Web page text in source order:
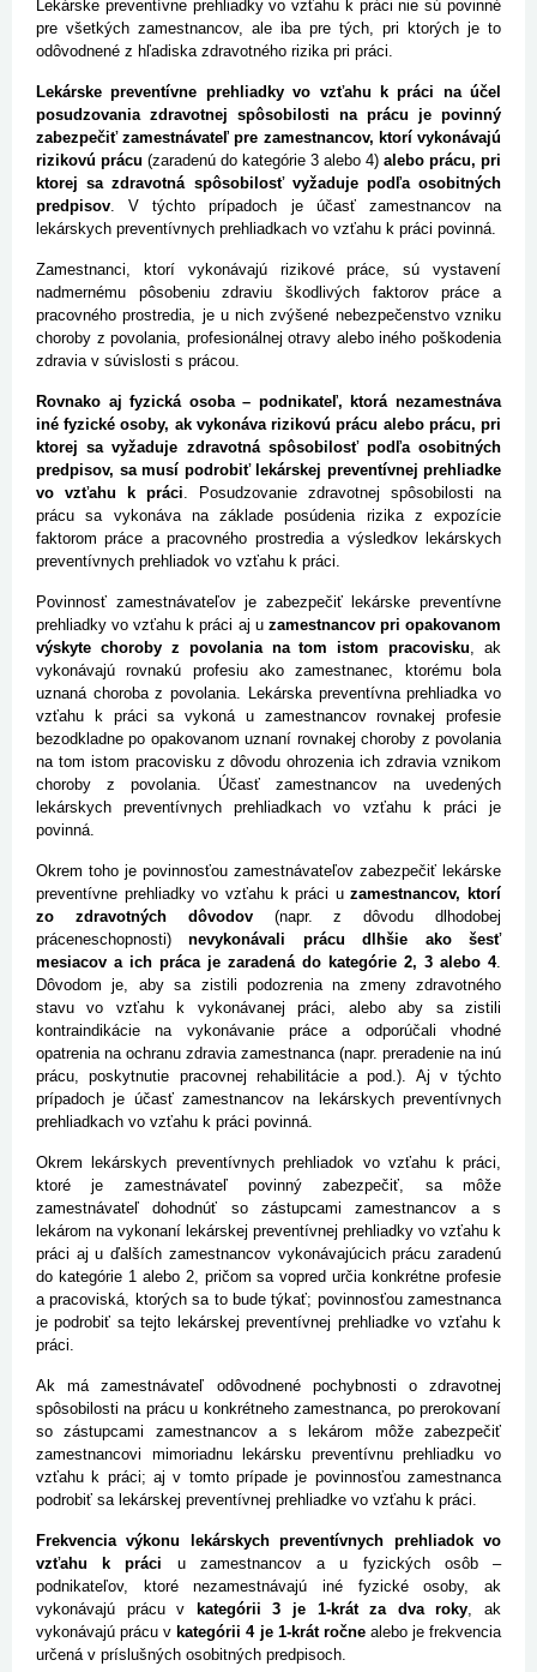
Lekárske preventívne prehliadky vo vzťahu k práci nie sú povinné
pre všetkých zamestnancov, ale iba pre tých, pri ktorých je to
odôvodnené z hľadiska zdravotného rizika pri práci.
Lekárske preventívne prehliadky vo vzťahu k práci na účel
posudzovania zdravotnej spôsobilosti na prácu je povinný
zabezpečiť zamestnávateľ pre zamestnancov, ktorí vykonávajú
rizikovú prácu (zaradenú do kategórie 3 alebo 4) alebo prácu, pri
ktorej sa zdravotná spôsobilosť vyžaduje podľa osobitných
predpisov . V týchto prípadoch je účasť zamestnancov na
lekárskych preventívnych prehliadkach vo vzťahu k práci povinná.
Zamestnanci, ktorí vykonávajú rizikové práce, sú vystavení
nadmernému pôsobeniu zdraviu škodlivých faktorov práce a
pracovného prostredia, je u nich zvýšené nebezpečenstvo vzniku
choroby z povolania, profesionálnej otravy alebo iného poškodenia
zdravia v súvislosti s prácou.
Rovnako aj fyzická osoba – podnikateľ, ktorá nezamestnáva
iné fyzické osoby, ak vykonáva rizikovú prácu alebo prácu, pri
ktorej sa vyžaduje zdravotná spôsobilosť podľa osobitných
predpisov, sa musí podrobiť lekárskej preventívnej prehliadke
vo vzťahu k práci . Posudzovanie zdravotnej spôsobilosti na
prácu sa vykonáva na základe posúdenia rizika z expozície
faktorom práce a pracovného prostredia a výsledkov lekárskych
preventívnych prehliadok vo vzťahu k práci.
Povinnosť zamestnávateľov je zabezpečiť lekárske preventívne
prehliadky vo vzťahu k práci aj u zamestnancov pri opakovanom
výskyte choroby z povolania na tom istom pracovisku , ak
vykonávajú rovnakú profesiu ako zamestnanec, ktorému bola
uznaná choroba z povolania. Lekárska preventívna prehliadka vo
vzťahu k práci sa vykoná u zamestnancov rovnakej profesie
bezodkladne po opakovanom uznaní rovnakej choroby z povolania
na tom istom pracovisku z dôvodu ohrozenia ich zdravia vznikom
choroby z povolania. Účasť zamestnancov na uvedených
lekárskych preventívnych prehliadkach vo vzťahu k práci je
povinná.
Okrem toho je povinnosťou zamestnávateľov zabezpečiť lekárske
preventívne prehliadky vo vzťahu k práci uzamestnancov, ktorí
zo zdravotných dôvodov(napr. z dôvodu dlhodobej
práceneschopnosti)nevykonávali prácu dlhšie ako šesť
mesiacov a ich práca je zaradená do kategórie 2, 3 alebo 4.
Dôvodom je, aby sa zistili podozrenia na zmeny zdravotného
stavu vo vzťahu k vykonávanej práci, alebo aby sa zistili
kontraindikácie na vykonávanie práce a odporúčali vhodné
opatrenia na ochranu zdravia zamestnanca (napr. preradenie na inú
prácu, poskytnutie pracovnej rehabilitácie a pod.). Aj v týchto
prípadoch je účasť zamestnancov na lekárskych preventívnych
prehliadkach vo vzťahu k práci povinná.
Okrem lekárskych preventívnych prehliadok vo vzťahu k práci,
ktoré je zamestnávateľ povinný zabezpečiť, sa môže
zamestnávateľ dohodnúť so zástupcami zamestnancov a s
lekárom na vykonaní lekárskej preventívnej prehliadky vo vzťahu k
práci aj u ďalších zamestnancov vykonávajúcich prácu zaradenú
do kategórie 1 alebo 2, pričom sa vopred určia konkrétne profesie
a pracoviská, ktorých sa to bude týkať; povinnosťou zamestnanca
je podrobiť sa tejto lekárskej preventívnej prehliadke vo vzťahu k
práci.
Ak má zamestnávateľ odôvodnené pochybnosti o zdravotnej
spôsobilosti na prácu u konkrétneho zamestnanca, po prerokovaní
so zástupcami zamestnancov a s lekárom môže zabezpečiť
zamestnancovi mimoriadnu lekársku preventívnu prehliadku vo
vzťahu k práci; aj v tomto prípade je povinnosťou zamestnanca
podrobiť sa lekárskej preventívnej prehliadke vo vzťahu k práci.
Frekvencia výkonu lekárskych preventívnych prehliadok vo
vzťahu k práci u zamestnancov a u fyzických osôb –
podnikateľov, ktoré nezamestnávajú iné fyzické osoby, ak
vykonávajú prácu v
kategórii 3 je 1-krát za dva roky , ak
vykonávajú prácu v kategórii 4 je 1-krát ročnealebo je frekvencia
určená v príslušných osobitných predpisoch.